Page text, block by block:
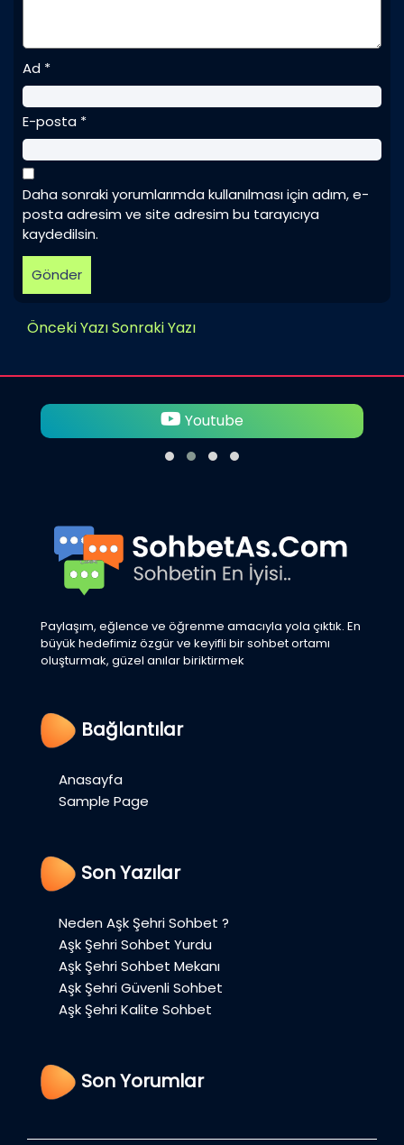
Ad *
E-posta *
Daha sonraki yorumlarımda kullanılması için adım, e-
posta adresim ve site adresim bu tarayıcıya
kaydedilsin.
Önceki YazıSonraki Yazı
Youtube
Paylaşım, eğlence ve öğrenme amacıyla yola çıktık. En
büyük hedefimiz özgür ve keyifli bir sohbet ortamı
oluşturmak, güzel anılar biriktirmek
Bağlantılar
Anasayfa
Sample Page
Son Yazılar
Neden Aşk Şehri Sohbet ?
Aşk Şehri Sohbet Yurdu
Aşk Şehri Sohbet Mekanı
Aşk Şehri Güvenli Sohbet
Aşk Şehri Kalite Sohbet
Son Yorumlar